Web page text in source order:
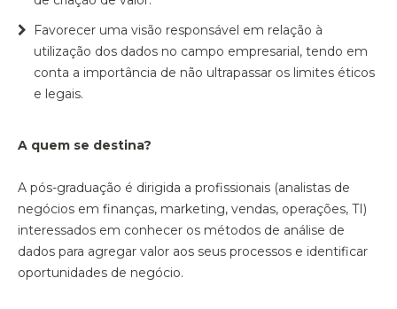
Favorecer uma visão responsável em relação à
utilização dos dados no campo empresarial, tendo em
conta a importância de não ultrapassar os limites éticos
e legais.
A quem se destina?
A pós-graduação é dirigida a profissionais (analistas de
negócios em finanças, marketing, vendas, operações, TI)
interessados em conhecer os métodos de análise de
dados para agregar valor aos seus processos e identificar
oportunidades de negócio.